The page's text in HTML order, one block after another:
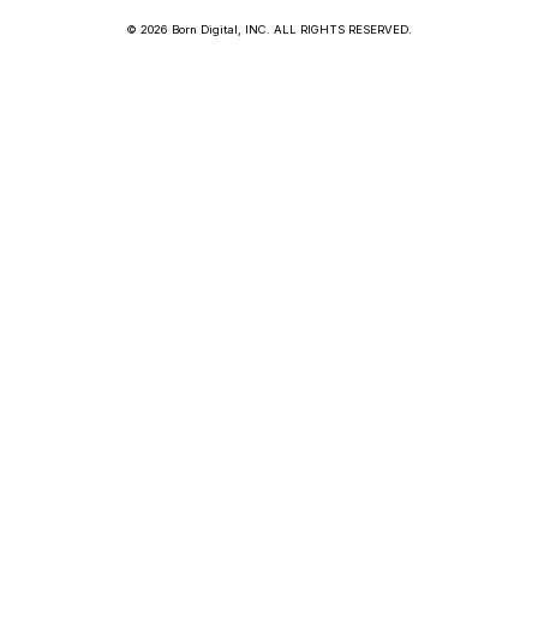
© 2026 Born Digital, INC. ALL RIGHTS RESERVED.